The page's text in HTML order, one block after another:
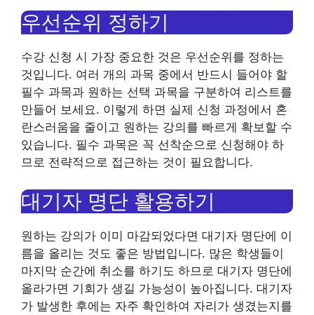
우선순위 정하기
수강 신청 시 가장 중요한 것은 우선순위를 정하는
것입니다. 여러 개의 과목 중에서 반드시 들어야 할
필수 과목과 원하는 선택 과목을 구분하여 리스트를
만들어 보세요. 이렇게 하면 실제 신청 과정에서 혼
란스러움을 줄이고 원하는 강의를 빠르게 확보할 수
있습니다. 필수 과목은 꼭 선착순으로 신청해야 하
므로 전략적으로 접근하는 것이 필요합니다.
대기자 명단 활용하기
원하는 강의가 이미 마감되었다면 대기자 명단에 이
름을 올리는 것도 좋은 방법입니다. 많은 학생들이
마지막 순간에 취소를 하기도 하므로 대기자 명단에
올라가면 기회가 생길 가능성이 높아집니다. 대기자
가 발생한 후에는 자주 확인하여 자리가 생겼는지를